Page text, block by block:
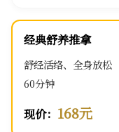
经典舒养推拿
舒经活络、全身放松
60分钟
现价： 168元